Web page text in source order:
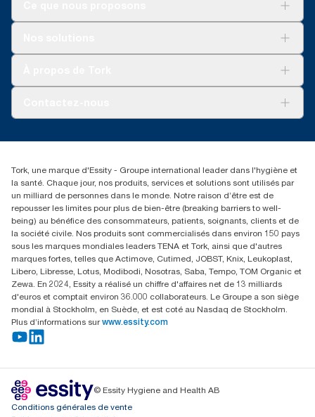
Réclamation pour distributeurs
02 766 05 30
Essity Belgium NV
Berkenlaan 8B
1831 MACHELEN
Tork, une marque d'Essity - Groupe international leader dans l'hygiène et
la santé. Chaque jour, nos produits, services et solutions sont utilisés par
un milliard de personnes dans le monde. Notre raison d’être est de
repousser les limites pour plus de bien-être (breaking barriers to well-
being) au bénéfice des consommateurs, patients, soignants, clients et de
la société civile. Nos produits sont commercialisés dans environ 150 pays
sous les marques mondiales leaders TENA et Tork, ainsi que d'autres
marques fortes, telles que Actimove, Cutimed, JOBST, Knix, Leukoplast,
Libero, Libresse, Lotus, Modibodi, Nosotras, Saba, Tempo, TOM Organic et
Zewa. En 2024, Essity a réalisé un chiffre d'affaires net de 13 milliards
d'euros et comptait environ 36.000 collaborateurs. Le Groupe a son siège
mondial à Stockholm, en Suède, et est coté au Nasdaq de Stockholm.
Plus d’informations sur www.essity.com
© Essity Hygiene and Health AB
Conditions générales de vente